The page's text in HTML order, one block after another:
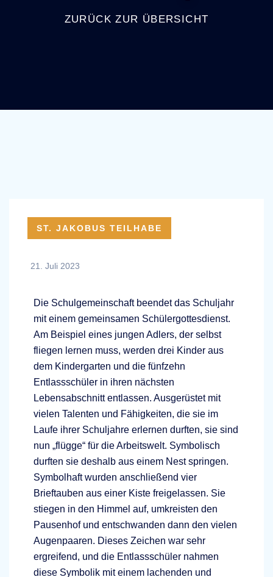
ZURÜCK ZUR ÜBERSICHT
ST. JAKOBUS TEILHABE
21. Juli 2023
Die Schulgemeinschaft beendet das Schuljahr
mit einem gemeinsamen Schülergottesdienst.
Am Beispiel eines jungen Adlers, der selbst
fliegen lernen muss, werden drei Kinder aus
dem Kindergarten und die fünfzehn
Entlassschüler in ihren nächsten
Lebensabschnitt entlassen. Ausgerüstet mit
vielen Talenten und Fähigkeiten, die sie im
Laufe ihrer Schuljahre erlernen durften, sie sind
nun „flügge“ für die Arbeitswelt. Symbolisch
durften sie deshalb aus einem Nest springen.
Symbolhaft wurden anschließend vier
Brieftauben aus einer Kiste freigelassen. Sie
stiegen in den Himmel auf, umkreisten den
Pausenhof und entschwanden dann den vielen
Augenpaaren. Dieses Zeichen war sehr
ergreifend, und die Entlassschüler nahmen
diese Symbolik mit einem lachenden und